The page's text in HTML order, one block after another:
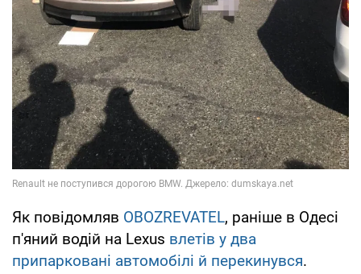
Як повідомляв OBOZREVATEL, раніше в Одесі
п'яний водій на Lexus влетів у два
припарковані автомобілі й перекинувся.